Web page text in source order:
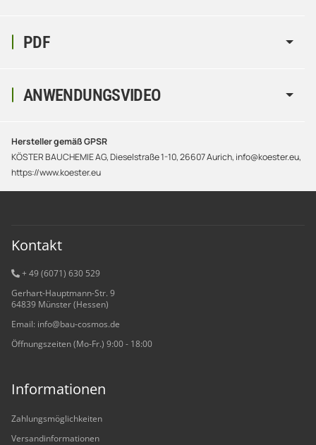
PDF
ANWENDUNGSVIDEO
Hersteller gemäß GPSR
KÖSTER BAUCHEMIE AG, Dieselstraße 1-10, 26607 Aurich, info@koester.eu,
https://www.koester.eu
Kontakt
+ 49 (6071) 630 529
Gerhart-Hauptmann-Str. 9
64839 Münster (Hessen)
Email: info@bau-cosmos.de
Öffnungszeiten (Mo-Fr.) 9:00 - 18:00
Informationen
Zahlungsmöglichkeiten
Versandinformationen